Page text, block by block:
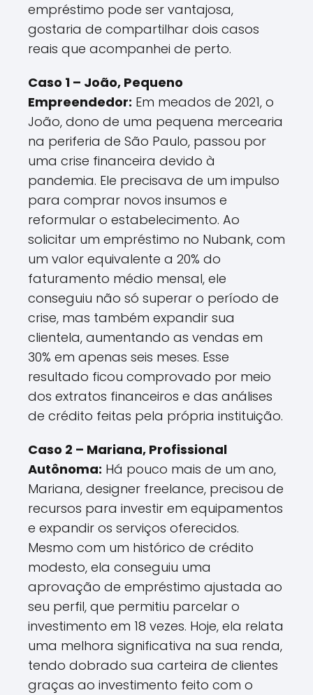
empréstimo pode ser vantajosa,
gostaria de compartilhar dois casos
reais que acompanhei de perto.
Caso 1 – João, Pequeno
Empreendedor: Em meados de 2021, o
João, dono de uma pequena mercearia
na periferia de São Paulo, passou por
uma crise financeira devido à
pandemia. Ele precisava de um impulso
para comprar novos insumos e
reformular o estabelecimento. Ao
solicitar um empréstimo no Nubank, com
um valor equivalente a 20% do
faturamento médio mensal, ele
conseguiu não só superar o período de
crise, mas também expandir sua
clientela, aumentando as vendas em
30% em apenas seis meses. Esse
resultado ficou comprovado por meio
dos extratos financeiros e das análises
de crédito feitas pela própria instituição.
Caso 2 – Mariana, Profissional
Autônoma: Há pouco mais de um ano,
Mariana, designer freelance, precisou de
recursos para investir em equipamentos
e expandir os serviços oferecidos.
Mesmo com um histórico de crédito
modesto, ela conseguiu uma
aprovação de empréstimo ajustada ao
seu perfil, que permitiu parcelar o
investimento em 18 vezes. Hoje, ela relata
uma melhora significativa na sua renda,
tendo dobrado sua carteira de clientes
graças ao investimento feito com o